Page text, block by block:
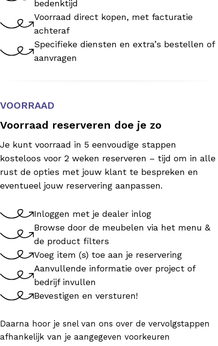
bedenktijd
Voorraad direct kopen, met facturatie
achteraf
Specifieke diensten en extra’s bestellen of
aanvragen
VOORRAAD
Voorraad reserveren doe je zo
Je kunt voorraad in 5 eenvoudige stappen
kosteloos voor 2 weken reserveren – tijd om in alle
rust de opties met jouw klant te bespreken en
eventueel jouw reservering aanpassen.
Inloggen met je dealer inlog
Browse door de meubelen via het menu &
de product filters
Voeg item (s) toe aan je reservering
Aanvullende informatie over project of
bedrijf invullen
Bevestigen en versturen!
Daarna hoor je snel van ons over de vervolgstappen
afhankelijk van je aangegeven voorkeuren